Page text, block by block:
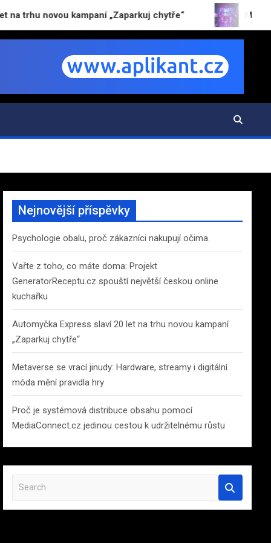
kampaní „Zaparkuj chytře“ Metaverse se
Nejnovější příspěvky
Psychologie obalu, proč zákazníci nakupují očima.
Vařte z toho, co máte doma: Projekt
GeneratorReceptu.cz spouští největší českou online
kuchařku
Automyčka Express slaví 20 let na trhu novou kampaní
„Zaparkuj chytře“
Metaverse se vrací jinudy: Hardware, streamy i digitální
móda mění pravidla hry
Proč je systémová distribuce obsahu pomocí
MediaConnect.cz jedinou cestou k udržitelnému růstu
a